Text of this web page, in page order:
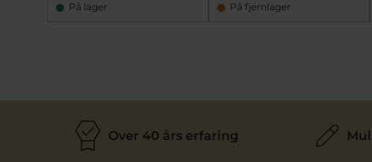
På lager På fjernlager
Over 40 års erfaring